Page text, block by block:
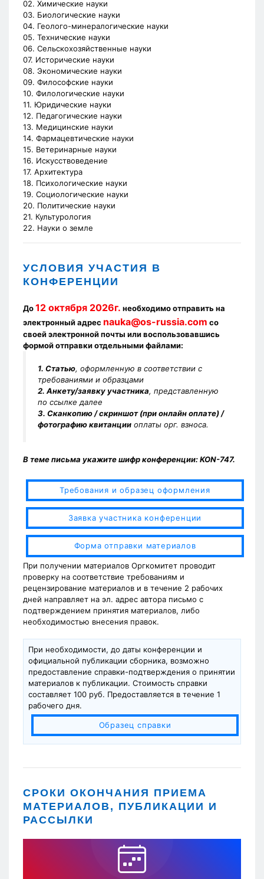
02. Химические науки
03. Биологические науки
04. Геолого-минералогические науки
05. Технические науки
06. Сельскохозяйственные науки
07. Исторические науки
08. Экономические науки
09. Философские науки
10. Филологические науки
11. Юридические науки
12. Педагогические науки
13. Медицинские науки
14. Фармацевтические науки
15. Ветеринарные науки
16. Искусствоведение
17. Архитектура
18. Психологические науки
19. Социологические науки
20. Политические науки
21. Культурология
22. Науки о земле
УСЛОВИЯ УЧАСТИЯ В
КОНФЕРЕНЦИИ
До12 октября 2026г. необходимо отправить на
электронный адрес nauka@os-russia.com со
своей электронной почты или воспользовавшись
формой отправки отдельными файлами:
1. Статью, оформленную в соответствии с
требованиями и образцами
2. Анкету/заявку участника, представленную
по ссылке далее
3. Сканкопию / скриншот (при онлайн оплате) /
фотографию квитанции оплаты орг. взноса.
В теме письма укажите шифр конференции: KON-747.
Требования и образец оформления
Заявка участника конференции
Форма отправки материалов
При получении материалов Оргкомитет проводит
проверку на соответствие требованиям и
рецензирование материалов и в течение 2 рабочих
дней направляет на эл. адрес автора письмо с
подтверждением принятия материалов, либо
необходимостью внесения правок.
При необходимости, до даты конференции и
официальной публикации сборника, возможно
предоставление справки-подтверждения о принятии
материалов к публикации. Стоимость справки
составляет 100 руб. Предоставляется в течение 1
рабочего дня.
Образец справки
СРОКИ ОКОНЧАНИЯ ПРИЕМА
МАТЕРИАЛОВ, ПУБЛИКАЦИИ И
РАССЫЛКИ